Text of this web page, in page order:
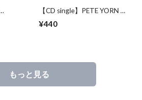
【CD single】PETE YORN /
(4track)
¥440
もっと見る